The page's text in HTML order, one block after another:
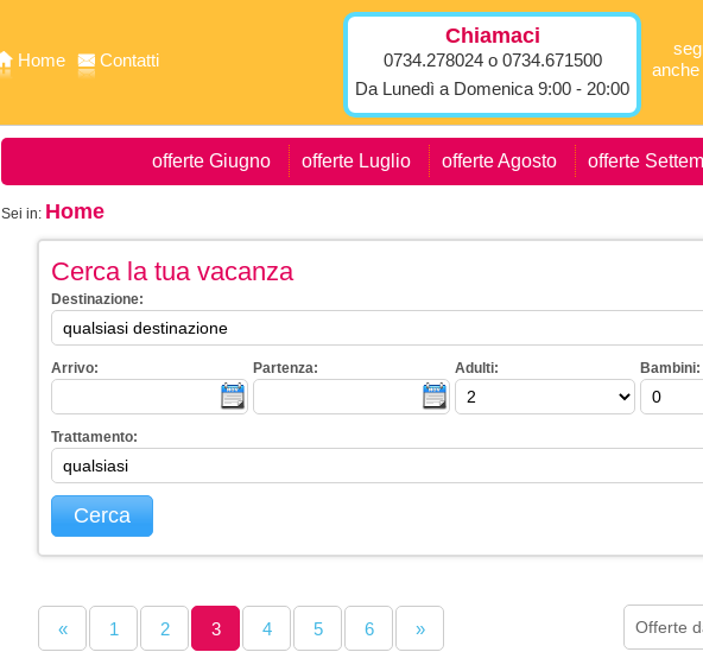
Home Contatti
Chiamaci
0734.278024 o 0734.671500
Da Lunedì a Domenica 9:00 - 20:00
anche
offerte Giugno offerte Luglio offerte Agosto offerte
Sei in: Home
Cerca la tua vacanza
Destinazione:
Arrivo: Partenza: Adulti: Bambini:
Trattamento:
Cerca
Offerte
« 1 2 3 4 5 6 »